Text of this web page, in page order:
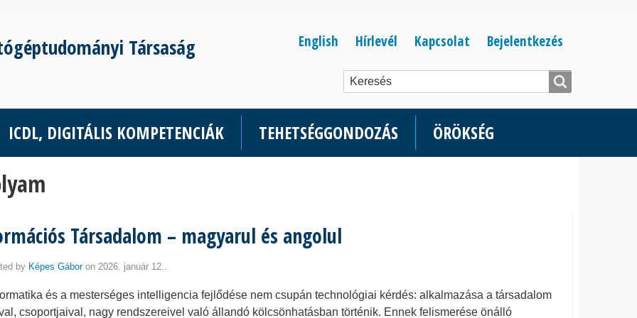
Társaság
Bejelentkezés
menüje
Bejelentkezés
English Hírlevél Kapcsolat
ICDL, DIGITÁLIS KOMPETENCIÁK TEHETSÉGGONDOZÁS ÖRÖKSÉG
Társadalom – magyarul és angolul
by Képes Gáboron 2026. január 12..
és a mesterséges intelligencia fejlődése nem csupán technológiai kérdés: alkalmazása a társadalom
csoportjaival, nagy rendszereivel való állandó kölcsönhatásban történik. Ennek felismerése önálló